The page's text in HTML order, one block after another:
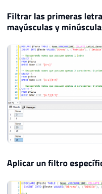
Filtrar las primeras
mayúsculas y
Aplicar un filtro